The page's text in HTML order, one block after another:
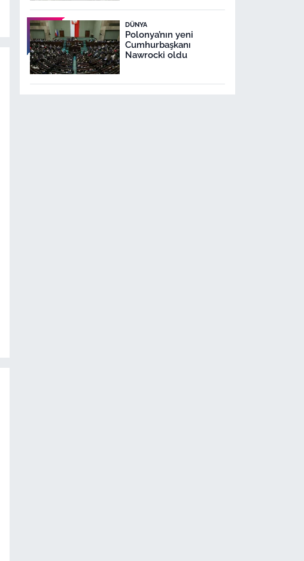
restorasyon
DÜNYA
Polonya’nın yeni
Cumhurbaşkanı
Nawrocki oldu